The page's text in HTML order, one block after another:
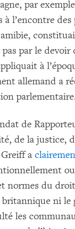
par
l’encontre
par le
à
allemand a
de
de la justice,
a
normes du
ni le
les